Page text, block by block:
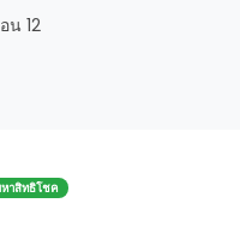
น 12
าสิทธิโชค